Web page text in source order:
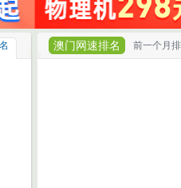
澳门网速排名 前一个月